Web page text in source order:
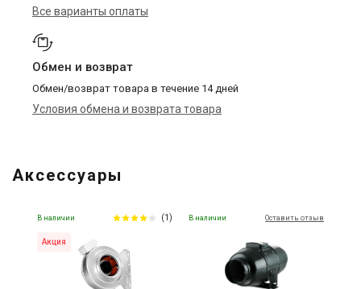
Все варианты оплаты
Обмен и возврат
Обмен/возврат товара в течение 14 дней
Условия обмена и возврата товара
Аксессуары
В наличии (1)
Акция
В наличии Оставить отзыв